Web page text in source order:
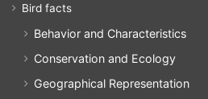
Bird facts
Behavior and Characteristics
Conservation and Ecology
Geographical Representation